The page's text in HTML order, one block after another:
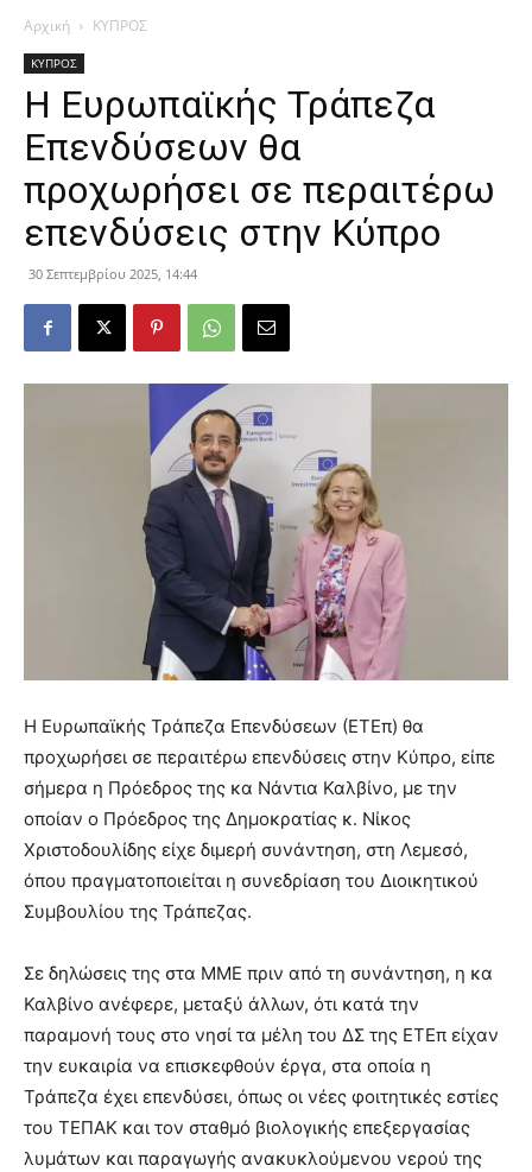
Αρχική ΚΥΠΡΟΣ
ΚΥΠΡΟΣ
Η Ευρωπαϊκής Τράπεζα
Επενδύσεων θα
προχωρήσει σε περαιτέρω
επενδύσεις στην Κύπρο
30 Σεπτεμβρίου 2025, 14:44
Η Ευρωπαϊκής Τράπεζα Επενδύσεων (ΕΤΕπ) θα
προχωρήσει σε περαιτέρω επενδύσεις στην Κύπρο, είπε
σήμερα η Πρόεδρος της κα Νάντια Καλβίνο, με την
οποίαν ο Πρόεδρος της Δημοκρατίας κ. Νίκος
Χριστοδουλίδης είχε διμερή συνάντηση, στη Λεμεσό,
όπου πραγματοποιείται η συνεδρίαση του Διοικητικού
Συμβουλίου της Τράπεζας.
Σε δηλώσεις της στα ΜΜΕ πριν από τη συνάντηση, η κα
Καλβίνο ανέφερε, μεταξύ άλλων, ότι κατά την
παραμονή τους στο νησί τα μέλη του ΔΣ της ΕΤΕπ είχαν
την ευκαιρία να επισκεφθούν έργα, στα οποία η
Τράπεζα έχει επενδύσει, όπως οι νέες φοιτητικές εστίες
του ΤΕΠΑΚ και τον σταθμό βιολογικής επεξεργασίας
λυμάτων και παραγωγής ανακυκλούμενου νερού της